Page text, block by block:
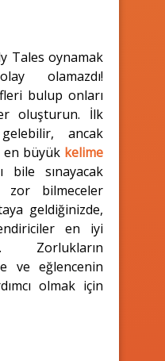
Tales oynamak
olamazdı!
bulup onları
oluşturun. İlk
ancak
en büyük kelime
bile sınayacak
zor bilmeceler
geldiğinizde,
en iyi
Zorlukların
ve eğlencenin
olmak için